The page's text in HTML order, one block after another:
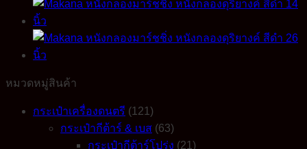
หนัง
กลอง
มาร์ช
ชิ่ง
กลอง
ดุริยางค์
หมวดหมู่สินค้า
กระเป๋าเครื่องดนตรี (121)
กระเป๋ากีต้าร์ & เบส (63)
กระเป๋ากีต้าร์โปร่ง (21)